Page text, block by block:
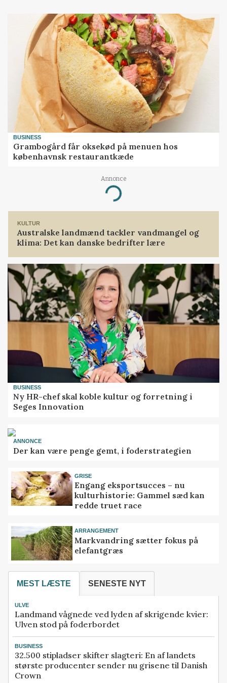
BUSINESS
Grambogård får oksekød på menuen hos
københavnsk restaurantkæde
Annonce
Loading...
KULTUR
Australske landmænd tackler vandmangel og
klima: Det kan danske bedrifter lære
BUSINESS
Ny HR-chef skal koble kultur og forretning i
Seges Innovation
ANNONCE
Der kan være penge gemt, i foderstrategien
GRISE
Engang eksportsucces – nu
kulturhistorie: Gammel sæd kan
redde truet race
ARRANGEMENT
Markvandring sætter fokus på
elefantgræs
MEST LÆSTE SENESTE NYT
ULVE
Landmand vågnede ved lyden af skrigende kvier:
Ulven stod på foderbordet
BUSINESS
32.500 stipladser skifter slagteri: En af landets
største producenter sender nu grisene til Danish
Crown